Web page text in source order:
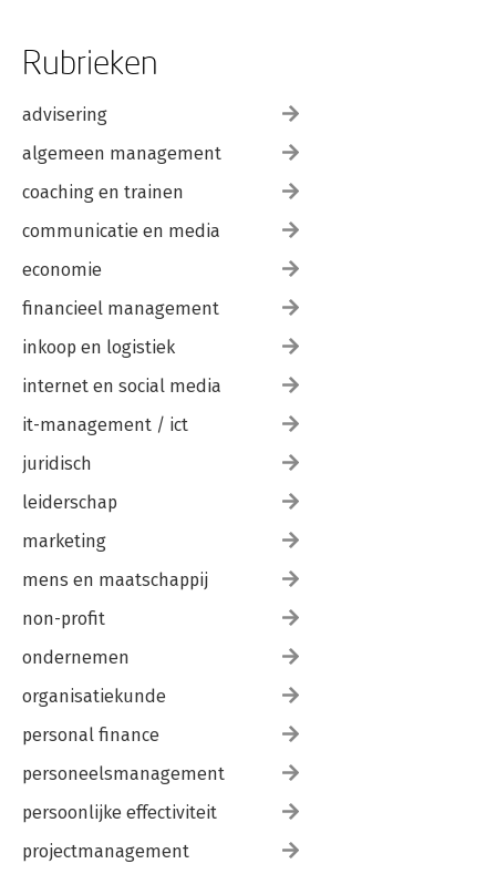
Rubrieken
advisering
algemeen management
coaching en trainen
communicatie en media
economie
financieel management
inkoop en logistiek
internet en social media
it-management / ict
juridisch
leiderschap
marketing
mens en maatschappij
non-profit
ondernemen
organisatiekunde
personal finance
personeelsmanagement
persoonlijke effectiviteit
projectmanagement